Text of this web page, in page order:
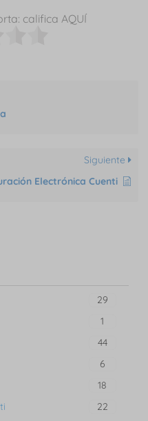
califica AQUÍ
Siguiente
Electrónica Cuenti
29
1
44
6
18
22